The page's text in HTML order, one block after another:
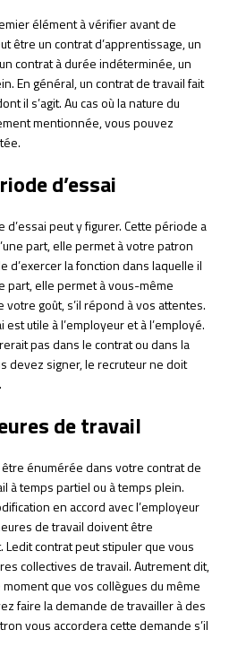
élément à vérifier avant de
être un contrat d’apprentissage, un
contrat à durée indéterminée, un
En général, un contrat de travail fait
il s’agit. Au cas où la nature du
mentionnée, vous pouvez
d’essai
peut y figurer. Cette période a
part, elle permet à votre patron
d’exercer la fonction dans laquelle il
part, elle permet à vous-même
votre goût, s’il répond à vos attentes.
utile à l’employeur et à l’employé.
pas dans le contrat ou dans la
devez signer, le recruteur ne doit
de travail
énumérée dans votre contrat de
à temps partiel ou à temps plein.
en accord avec l’employeur
de travail doivent être
contrat peut stipuler que vous
collectives de travail. Autrement dit,
que vos collègues du même
faire la demande de travailler à des
vous accordera cette demande s’il